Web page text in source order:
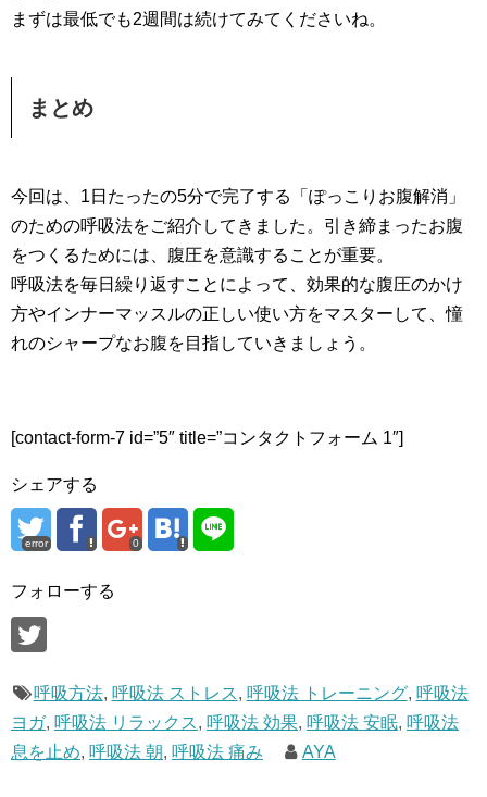
まずは最低でも2週間は続けてみてくださいね。
まとめ
今回は、1日たったの5分で完了する「ぽっこりお腹解消」
のための呼吸法をご紹介してきました。引き締まったお腹
をつくるためには、腹圧を意識することが重要。
呼吸法を毎日繰り返すことによって、効果的な腹圧のかけ
方やインナーマッスルの正しい使い方をマスターして、憧
れのシャープなお腹を目指していきましょう。
[contact-form-7 id=”5″ title=”コンタクトフォーム 1″]
シェアする
error 0
フォローする
呼吸方法, 呼吸法 ストレス, 呼吸法 トレーニング, 呼吸法
ヨガ, 呼吸法 リラックス, 呼吸法 効果, 呼吸法 安眠, 呼吸法
息を止め, 呼吸法 朝, 呼吸法 痛み AYA